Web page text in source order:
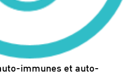
immunes et auto-